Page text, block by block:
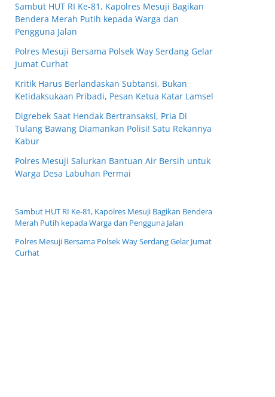
Sambut HUT RI Ke-81, Kapolres Mesuji Bagikan
Bendera Merah Putih kepada Warga dan
Pengguna Jalan
Polres Mesuji Bersama Polsek Way Serdang Gelar
Jumat Curhat
Kritik Harus Berlandaskan Subtansi, Bukan
Ketidaksukaan Pribadi, Pesan Ketua Katar Lamsel
Digrebek Saat Hendak Bertransaksi, Pria Di
Tulang Bawang Diamankan Polisi! Satu Rekannya
Kabur
Polres Mesuji Salurkan Bantuan Air Bersih untuk
Warga Desa Labuhan Permai
Sambut HUT RI Ke-81, Kapolres Mesuji Bagikan Bendera
Merah Putih kepada Warga dan Pengguna Jalan
Polres Mesuji Bersama Polsek Way Serdang Gelar Jumat
Curhat